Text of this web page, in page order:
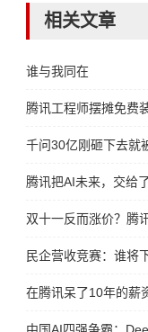
相关文章
谁与我同在
腾讯工程师摆摊免费
千问30亿刚砸下去就
腾讯把AI未来，交给
双十一反而涨价？腾
民企营收竞赛：谁将
在腾讯呆了10年的薪